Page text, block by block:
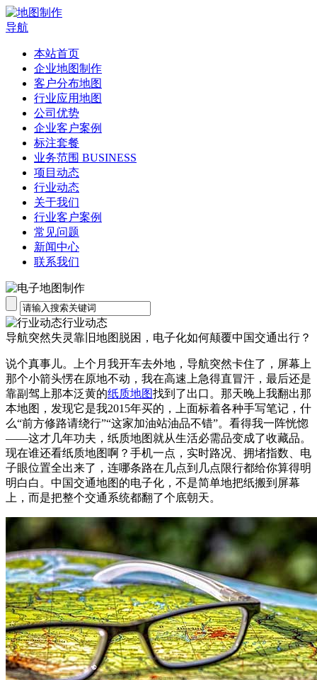
导航
本站首页
企业地图制作
客户分布地图
行业应用地图
公司优势
企业客户案例
标注套餐
业务范围 BUSINESS
项目动态
行业动态
关于我们
行业客户案例
常见问题
新闻中心
联系我们
行业动态
导航突然失灵靠旧地图脱困，电子化如何颠覆中国交通出行？
说个真事儿。上个月我开车去外地，导航突然卡住了，屏幕上
那个小箭头愣在原地不动，我在高速上急得直冒汗，最后还是
靠副驾上那本泛黄的纸质地图找到了出口。那天晚上我翻出那
本地图，发现它是我2015年买的，上面标着各种手写笔记，什
么“前方修路请绕行”“这家加油站油品不错”。看得我一阵恍惚
——这才几年功夫，纸质地图就从生活必需品变成了收藏品。
现在谁还看纸质地图啊？手机一点，实时路况、拥堵指数、电
子眼位置全出来了，连哪条路在几点到几点限行都给你算得明
明白白。中国交通地图的电子化，不是简单地把纸搬到屏幕
上，而是把整个交通系统都翻了个底朝天。